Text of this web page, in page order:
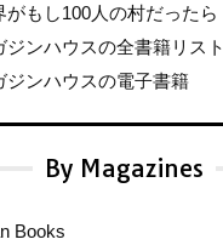
がもし100人の村だったら
ジンハウスの全書籍リスト
ジンハウスの電子書籍
By Magazines
Books